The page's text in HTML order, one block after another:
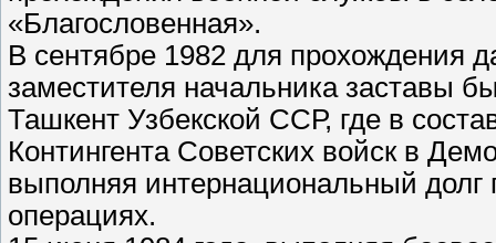
«Благословенная».
В сентябре 1982 для прохождения
заместителя начальника заставы
Ташкент Узбекской ССР, где в
Контингента Советских войск в
выполняя интернациональный
операциях.